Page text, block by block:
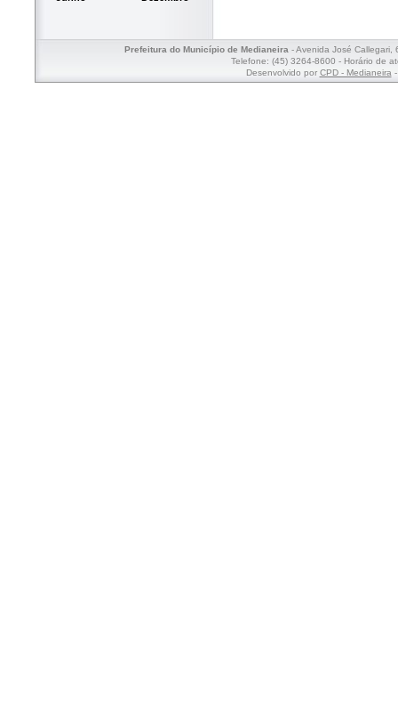
Prefeitura do Município de Medianeira- Avenida José Callegari,
Telefone: (45) 3264-8600 - Horário de
Desenvolvido por CPD - Medianeira-